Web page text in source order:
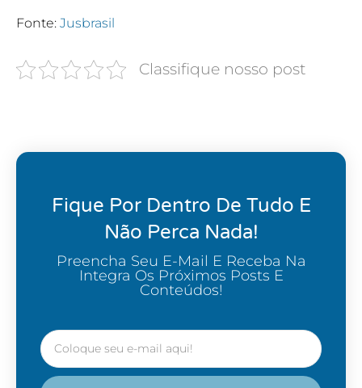
Fonte: Jusbrasil
Classifique nosso post
Fique Por Dentro De Tudo E
Não Perca Nada!
Preencha Seu E-Mail E Receba Na
Integra Os Próximos Posts E
Conteúdos!